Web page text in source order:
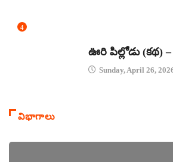
4
ఊరి పిల్లోడు (కథ)
Sunday, April 26,
విభాగాలు